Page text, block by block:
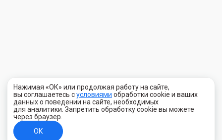
Нажимая «ОК» или продолжая работу на сайте,
вы соглашаетесь сусловиями обработки cookie и ваших
данных о поведении на сайте, необходимых
для аналитики. Запретить обработку cookie вы можете
через браузер.
ОК